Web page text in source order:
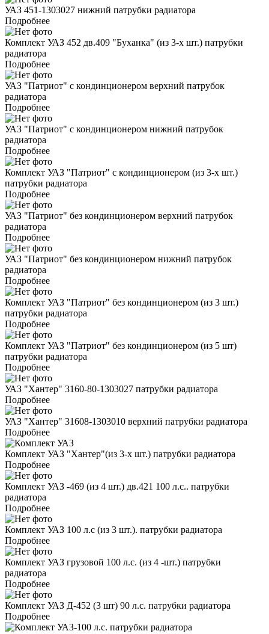
УАЗ 451-1303027 нижний патрубки радиатора
Подробнее
Комплект УАЗ 452 дв.409 "Буханка" (из 3-х шт.) патрубки
радиатора
Подробнее
УАЗ "Патриот" c кондинционером верхний патрубок
радиатора
Подробнее
УАЗ "Патриот" c кондинционером нижний патрубок
радиатора
Подробнее
Комплект УАЗ "Патриот" c кондинционером (из 3-х шт.)
патрубки радиатора
Подробнее
УАЗ "Патриот" без кондинционером верхний патрубок
радиатора
Подробнее
УАЗ "Патриот" без кондинционером нижний патрубок
радиатора
Подробнее
Комплект УАЗ "Патриот" без кондинционером (из 3 шт.)
патрубки радиатора
Подробнее
Комплект УАЗ "Патриот" без кондинционером (из 5 шт)
патрубки радиатора
Подробнее
УАЗ "Хантер" 3160-80-1303027 патрубки радиатора
Подробнее
УАЗ "Хантер" 31608-1303010 верхний патрубки радиатора
Подробнее
Комплект УАЗ "Хантер"(из 3-х шт.) патрубки радиатора
Подробнее
Комплект УАЗ -469 (из 4 шт.) дв.421 100 л.с.. патрубки
радиатора
Подробнее
Комплект УАЗ 100 л.с (из 3 шт.). патрубки радиатора
Подробнее
Комплект УАЗ грузовой 100 л.с. (из 4 -шт.) патрубки
радиатора
Подробнее
Комплект УАЗ Д-452 (3 шт) 90 л.с. патрубки радиатора
Подробнее